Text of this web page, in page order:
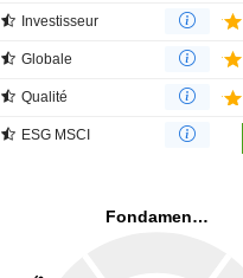
Investisseur
Globale
Qualité
ESG MSCI